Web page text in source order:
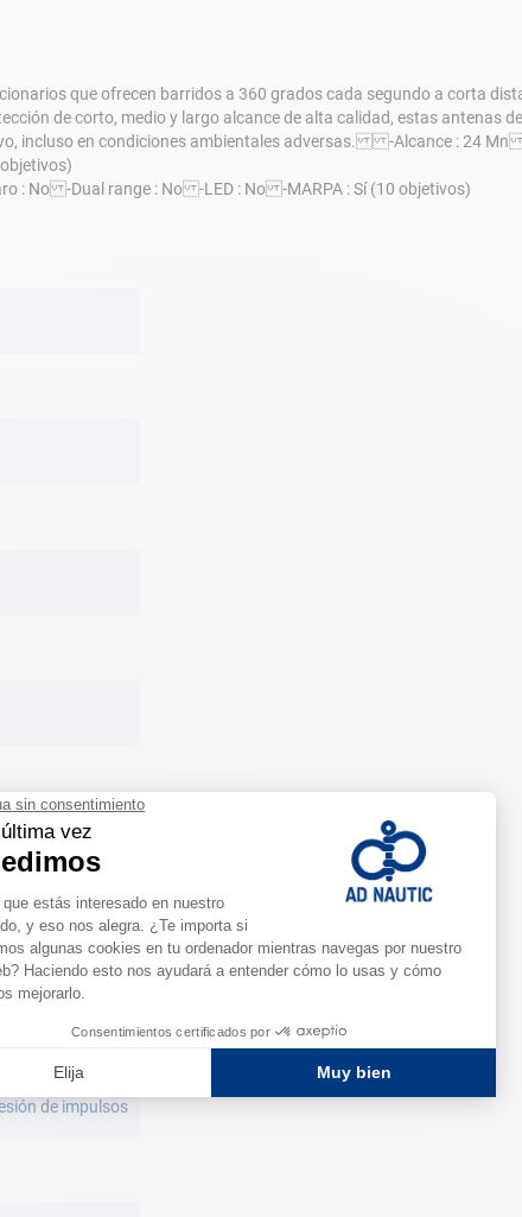
que ofrecen barridos a 360 grados cada segundo a corta
de corto, medio y largo alcance de alta calidad, estas antenas
incluso en condiciones ambientales adversas. -Alcance : 24
: No -Dual range : No -LED : No -MARPA : Sí (10 objetivos)
de impulsos